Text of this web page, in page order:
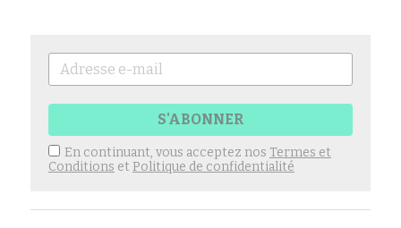
S'ABONNER
En continuant, vous acceptez nos Termes et
Conditions et Politique de confidentialité